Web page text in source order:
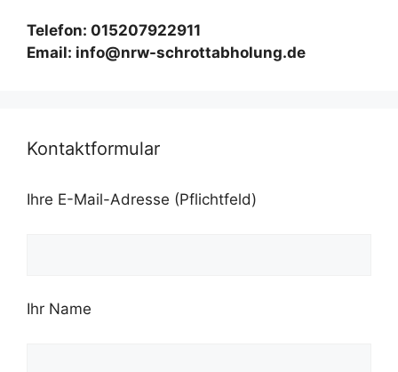
Telefon: 015207922911
Email: info@nrw-schrottabholung.de
Kontaktformular
Ihre E-Mail-Adresse (Pflichtfeld)
Ihr Name